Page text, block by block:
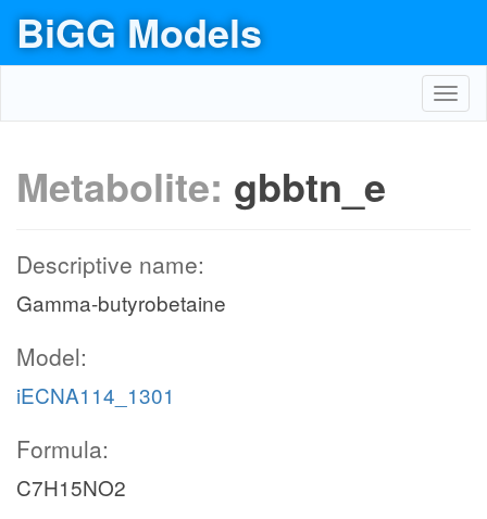
BiGG Models
Metabolite: gbbtn_e
Descriptive name:
Gamma-butyrobetaine
Model:
iECNA114_1301
Formula:
C7H15NO2